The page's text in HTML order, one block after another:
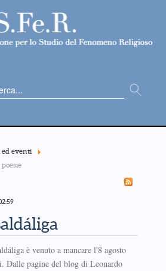
ed eventi
è venuto a mancare l'8 agosto
Dalle pagine del blog di Leonardo